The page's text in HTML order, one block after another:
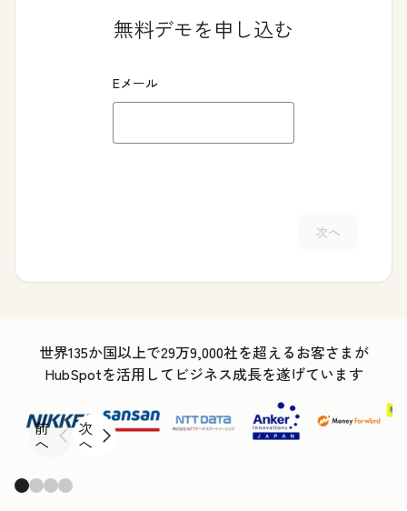
無料デモを申し込む
Eメール
次へ
世界135か国以上で29万9,000社を超えるお客さまが
HubSpotを活用してビジネス成長を遂げています
前
へ
次
へ